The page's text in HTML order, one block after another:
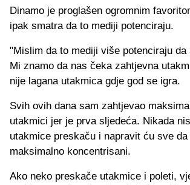
Dinamo je proglašen ogromnim
ipak smatra da to mediji potenciraju.
"Mislim da to mediji više potenciraju
Mi znamo da nas čeka zahtjevna
nije lagana utakmica gdje god se igra.
Svih ovih dana sam zahtjevao
utakmici jer je prva sljedeća. Nikada
utakmice preskaču i napravit ću sve da
maksimalno koncentrisani.
Ako neko preskače utakmice i poleti,